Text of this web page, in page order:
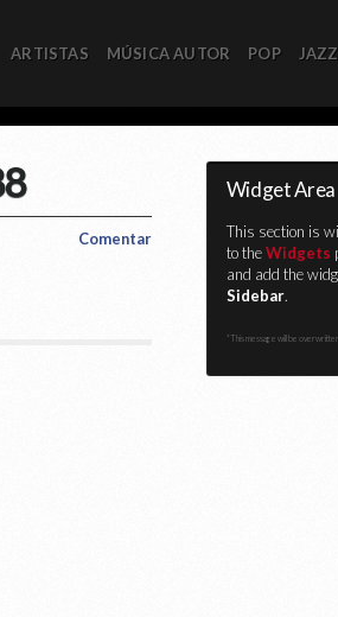
ARTISTAS MÚSICA AUTOR POP
Comentar
Widget Area
This section is
to theWidgets
and add the
Sidebar.
*This message will be